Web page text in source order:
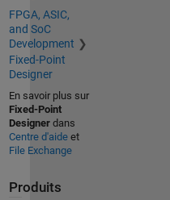
FPGA, ASIC,
and SoC
Development
Fixed-Point
Designer
En savoir plus sur
Fixed-Point
Designerdans
Centre d'aideet
File Exchange
Produits